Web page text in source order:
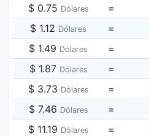
$ 0.75 Dólares =
$ 1.12 Dólares =
$ 1.49 Dólares =
$ 1.87 Dólares =
$ 3.73 Dólares =
$ 7.46 Dólares =
$ 11.19 Dólares =